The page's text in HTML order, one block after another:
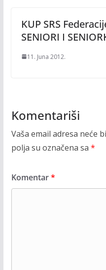
KUP SRS
SENIORI I
11. Juna 2012.
Komentariši
Vaša email adresa neće
polja su označena sa *
Komentar*